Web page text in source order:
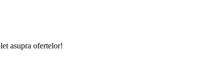
asupra ofertelor!